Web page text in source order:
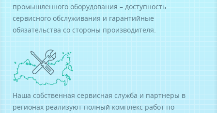
промышленного оборудования – доступность
сервисного обслуживания и гарантийные
обязательства со стороны производителя.
Наша собственная сервисная служба и партнеры в
регионах реализуют полный комплекс работ по
Телефон*
E-mail
Контакты для связи